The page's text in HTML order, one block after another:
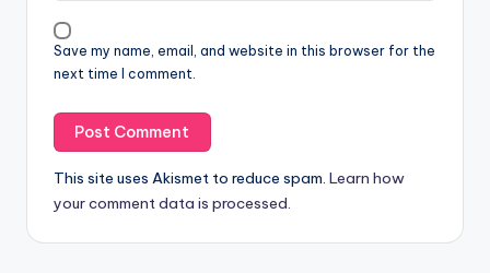
Save my name, email, and website in this browser for the
next time I comment.
This site uses Akismet to reduce spam. Learn how
your comment data is processed.